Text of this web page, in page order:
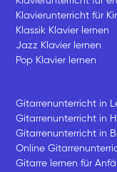
Klavierunterricht für
Klassik Klavier lernen
Jazz Klavier lernen
Pop Klavier lernen
Gitarrenunterricht in
Gitarrenunterricht in
Gitarrenunterricht in
Online
Gitarre lernen für